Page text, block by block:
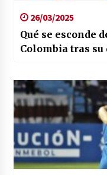
26/03/2025
Qué se esconde
Colombia tras su